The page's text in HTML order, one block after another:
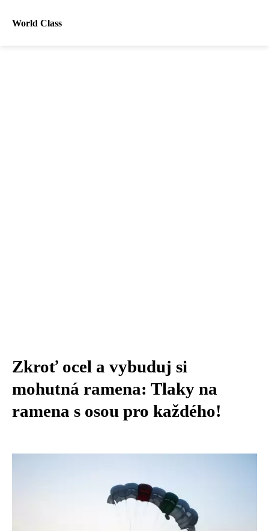
World Class
Zkroť ocel a vybuduj si
mohutná ramena: Tlaky na
ramena s osou pro každého!